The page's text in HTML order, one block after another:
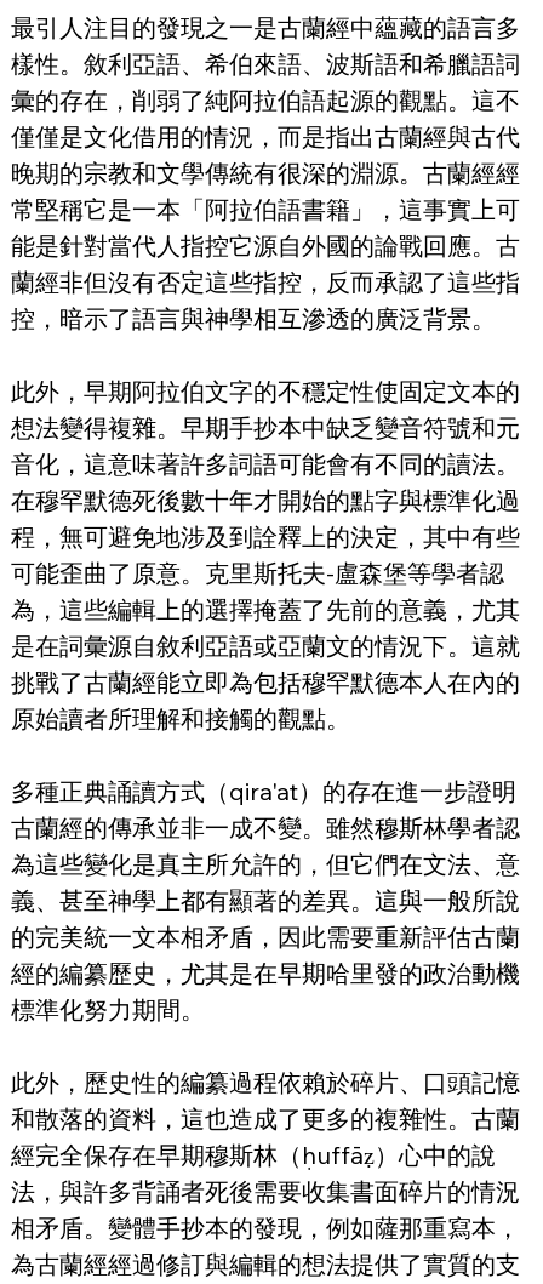
最引人注目的發現之一是古蘭經中蘊藏的語言多
樣性。敘利亞語、希伯來語、波斯語和希臘語詞
彙的存在，削弱了純阿拉伯語起源的觀點。這不
僅僅是文化借用的情況，而是指出古蘭經與古代
晚期的宗教和文學傳統有很深的淵源。古蘭經經
常堅稱它是一本「阿拉伯語書籍」，這事實上可
能是針對當代人指控它源自外國的論戰回應。古
蘭經非但沒有否定這些指控，反而承認了這些指
控，暗示了語言與神學相互滲透的廣泛背景。
此外，早期阿拉伯文字的不穩定性使固定文本的
想法變得複雜。早期手抄本中缺乏變音符號和元
音化，這意味著許多詞語可能會有不同的讀法。
在穆罕默德死後數十年才開始的點字與標準化過
程，無可避免地涉及到詮釋上的決定，其中有些
可能歪曲了原意。克里斯托夫-盧森堡等學者認
為，這些編輯上的選擇掩蓋了先前的意義，尤其
是在詞彙源自敘利亞語或亞蘭文的情況下。這就
挑戰了古蘭經能立即為包括穆罕默德本人在內的
原始讀者所理解和接觸的觀點。
多種正典誦讀方式（qira'at）的存在進一步證明
古蘭經的傳承並非一成不變。雖然穆斯林學者認
為這些變化是真主所允許的，但它們在文法、意
義、甚至神學上都有顯著的差異。這與一般所說
的完美統一文本相矛盾，因此需要重新評估古蘭
經的編纂歷史，尤其是在早期哈里發的政治動機
標準化努力期間。
此外，歷史性的編纂過程依賴於碎片、口頭記憶
和散落的資料，這也造成了更多的複雜性。古蘭
經完全保存在早期穆斯林（ḥuffāẓ）心中的說
法，與許多背誦者死後需要收集書面碎片的情況
相矛盾。變體手抄本的發現，例如薩那重寫本，
為古蘭經經過修訂與編輯的想法提供了實質的支